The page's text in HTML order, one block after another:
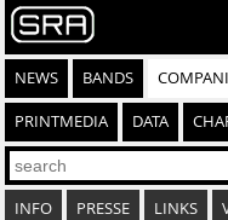
NEWS BANDS
PRINTMEDIA DATA
INFO PRESSE LINKS